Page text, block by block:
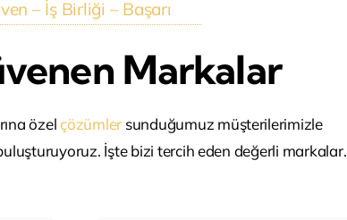
– İş Birliği – Başarı
Markalar
özelçözümler sunduğumuz müşterilerimizle
İşte bizi tercih eden değerli markalar.